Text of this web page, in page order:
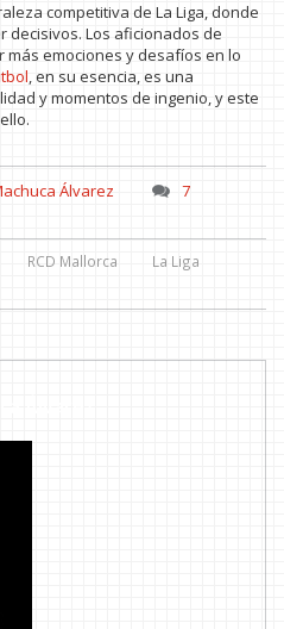
competitiva de La Liga, donde
decisivos. Los aficionados de
emociones y desafíos en lo
, en su esencia, es una
y momentos de ingenio, y este
Álvarez
7
RCD Mallorca
La Liga